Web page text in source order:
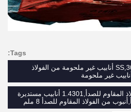
Tags:
الأنابيب غير الملحومة SS,304 أنابيب غير ملحومة من الفولاذ
غير ملحومة
أنابيب مستديرة من الفولاذ المقاوم للصدأ,1.4301 أنابيب مستديرة
من الفولاذ المقاوم للصدأ 8 ملم